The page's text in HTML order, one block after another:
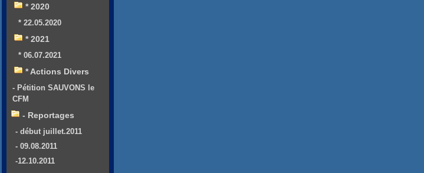
* 2020
* 22.05.2020
* 2021
* 06.07.2021
* Actions Divers
- Pétition SAUVONS le
CFM
- Reportages
- début juillet.2011
- 09.08.2011
-12.10.2011